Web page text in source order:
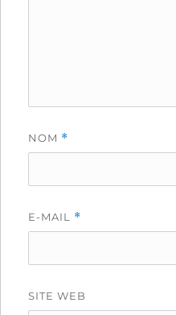
NOM *
E-MAIL *
SITE WEB